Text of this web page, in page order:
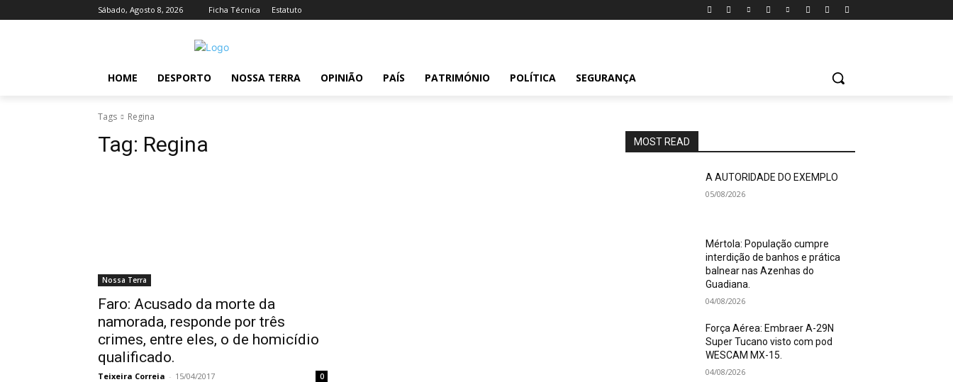
Sábado, Agosto 8, 2026 Ficha Técnica Estatuto
HOME DESPORTO NOSSA TERRA OPINIÃO PAÍS PATRIMÓNIO POLÍTICA SEGURANÇA
Tags Regina
Tag: Regina
Nossa Terra
Faro: Acusado da morte da
namorada, responde por três
crimes, entre eles, o de homicídio
qualificado.
Teixeira Correia - 15/04/2017 0
MOST READ
A AUTORIDADE DO EXEMPLO
05/08/2026
Mértola: População cumpre
interdição de banhos e prática
balnear nas Azenhas do
Guadiana.
04/08/2026
Força Aérea: Embraer A-29N
Super Tucano visto com pod
WESCAM MX-15.
04/08/2026